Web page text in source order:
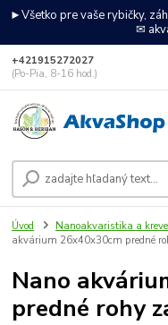
►Všetko pre vaše rybičky,
✉
+421915272027
(Po-Pia, 8-16 hod.)
Úvod Nanoakvaristika a
akvárium 26x40x30cm predné
Nano
predné rohy